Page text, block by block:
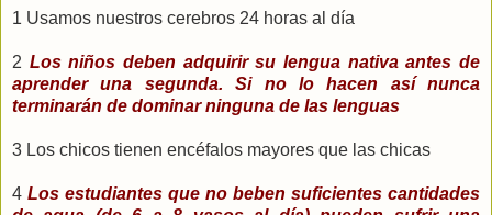
1 Usamos nuestros cerebros 24 horas al día
2 Los niños deben adquirir su lengua nativa antes de
aprender una segunda. Si no lo hacen así nunca
terminarán de dominar ninguna de las lenguas
3 Los chicos tienen encéfalos mayores que las chicas
4 Los estudiantes que no beben suficientes cantidades